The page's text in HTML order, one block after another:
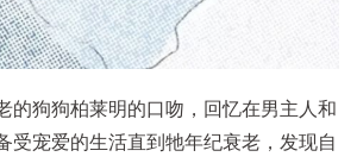
的狗狗柏莱明的口吻，回忆在男主人和
受宠爱的生活直到牠年纪衰老，发现自